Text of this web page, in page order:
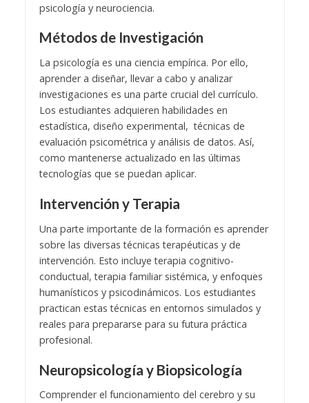
psicología y neurociencia.
Métodos de Investigación
La psicología es una ciencia empírica. Por ello,
aprender a diseñar, llevar a cabo y analizar
investigaciones es una parte crucial del currículo.
Los estudiantes adquieren habilidades en
estadística, diseño experimental, técnicas de
evaluación psicométrica y análisis de datos. Así,
como mantenerse actualizado en las últimas
tecnologías que se puedan aplicar.
Intervención y Terapia
Una parte importante de la formación es aprender
sobre las diversas técnicas terapéuticas y de
intervención. Esto incluye terapia cognitivo-
conductual, terapia familiar sistémica, y enfoques
humanísticos y psicodinámicos. Los estudiantes
practican estas técnicas en entornos simulados y
reales para prepararse para su futura práctica
profesional.
Neuropsicología y Biopsicología
Comprender el funcionamiento del cerebro y su